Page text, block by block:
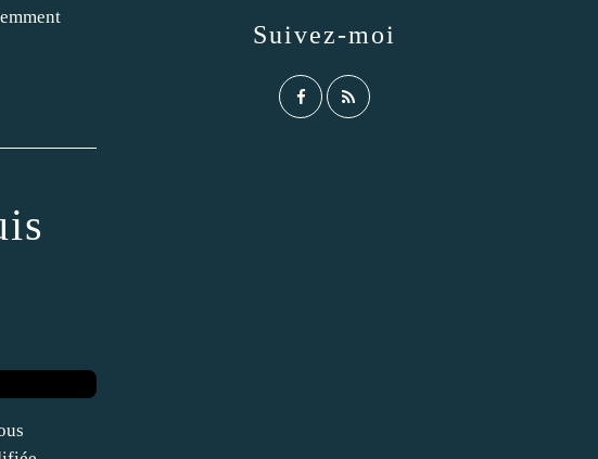
Suivez-moi